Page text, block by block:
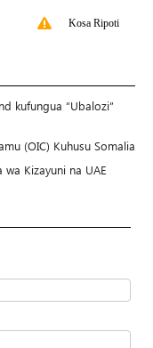
Kosa Ripoti
kufungua “Ubalozi”
(OIC) Kuhusu Somalia
Kizayuni na UAE